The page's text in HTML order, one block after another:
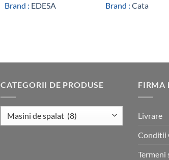
Brand : EDESA Brand :Cata
CATEGORII DE PRODUSE FIRMA
Livrare
Conditii
Termeni